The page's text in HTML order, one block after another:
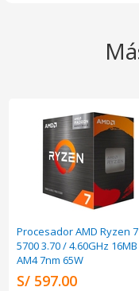
Procesador AMD Ryzen 7
5700 3.70 / 4.60GHz 16MB
AM4 7nm 65W
S/ 597.00